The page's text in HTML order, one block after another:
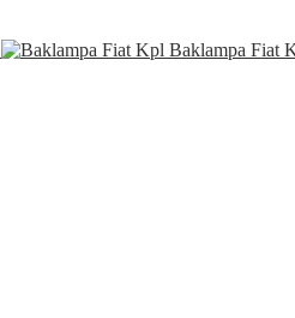
Baklampa Fiat